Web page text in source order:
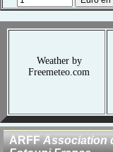
Weather by
Freemeteo.com
ARFFAssociation